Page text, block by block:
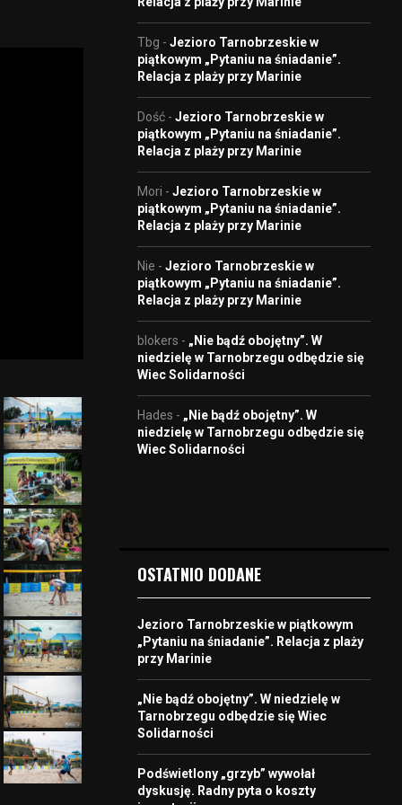
Tbg - Jezioro Tarnobrzeskie w
piątkowym „Pytaniu na śniadanie”.
Relacja z plaży przy Marinie
Dość - Jezioro Tarnobrzeskie w
piątkowym „Pytaniu na śniadanie”.
Relacja z plaży przy Marinie
Mori - Jezioro Tarnobrzeskie w
piątkowym „Pytaniu na śniadanie”.
Relacja z plaży przy Marinie
Nie - Jezioro Tarnobrzeskie w
piątkowym „Pytaniu na śniadanie”.
Relacja z plaży przy Marinie
blokers - „Nie bądź obojętny”. W
niedzielę w Tarnobrzegu odbędzie się
Wiec Solidarności
Hades - „Nie bądź obojętny”. W
niedzielę w Tarnobrzegu odbędzie się
Wiec Solidarności
OSTATNIO DODANE
Jezioro Tarnobrzeskie w piątkowym
„Pytaniu na śniadanie”. Relacja z plaży
przy Marinie
„Nie bądź obojętny”. W niedzielę w
Tarnobrzegu odbędzie się Wiec
Solidarności
Podświetlony „grzyb” wywołał
dyskusję. Radny pyta o koszty